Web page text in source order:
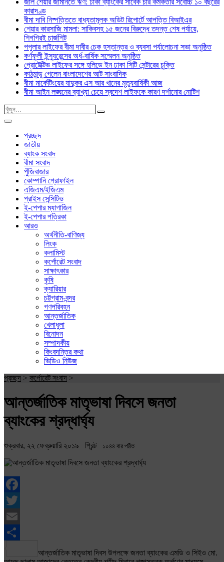
জাল শেয়ার জামানতে ঋণ: ঢাকা ব্যাংকের সাবেক চার কর্মকর্তার সর্বোচ্চ ১০ বছরের
কারাদণ্ড
বীমা দাবি নিষ্পত্তিতে বাধ্যতামূলক অডিট রিপোর্টে আপত্তি বিআইএর
শেয়ার কারসাজি মামলা: সাকিবসহ ১৫ জনের বিরুদ্ধে তদন্ত শেষ পর্যায়ে,
শিগগিরই চার্জশিট
পপুলার লাইফের বীমা দাবীর চেক হস্তান্তর ও ব্যবসা পর্যালোচনা সভা অনুষ্ঠিত
কর্ণফুলী ইন্স্যুরেন্সের অর্ধ-বার্ষিক সম্মেলন অনুষ্ঠিত
প্রোটেক্টিভ লাইফের সঙ্গে হলিডে ইন ঢাকা সিটি সেন্টারের চুক্তি
কাঠমান্ডু গেলেন বাংলাদেশের আট সাংবাদিক
বীমা মার্কেটিংয়ের যাদুকর এস আর খানের মৃত্যুবার্ষিকী আজ
বীমা আইন লঙ্ঘনের ব্যাখ্যা চেয়ে স্বদেশ লাইফকে কারণ দর্শানোর নোটিশ
প্রচ্ছদ
জাতীয়
ব্যাংক সংবাদ
বীমা সংবাদ
পুঁজিবাজার
কোম্পানি প্রোফাইল
এজিএম/ইজিএম
প্রাইস সেন্সিটিভ
ই-পেপার ম্যাগাজিন
ই-পেপার পত্রিকা
আরও
অর্থনীতি-বাণিজ্য
লিংক
কলামিস্ট
কর্পোরেট সংবাদ
সাক্ষাৎকার
কৃষি
ক্যারিয়ার
চট্টগ্রাম-বন্দর
গণপরিবহন
আন্তর্জাতিক
খেলাধুলা
বিনোদন
সম্পাদকীয়
কিংবদন্তির কথা
ভিডিও নিউজ
প্রচ্ছদ > কর্পোরেট সংবাদ >
আন্তর্জাতিক মাতৃভাষা দিবসে জনতা
ব্যাংকের শ্রদ্ধার্ঘ্য
শুক্রবার, ২২ ফেব্রুয়ারি ২০১৯ প্রিন্ট ১০৪৪ বার পঠিত
Facebook
Twitter
Email
আন্তর্জাতিক মাতৃভাষা দিবস উপলক্ষে জনতা ব্যাংকের এমডি ও সিইও মো.